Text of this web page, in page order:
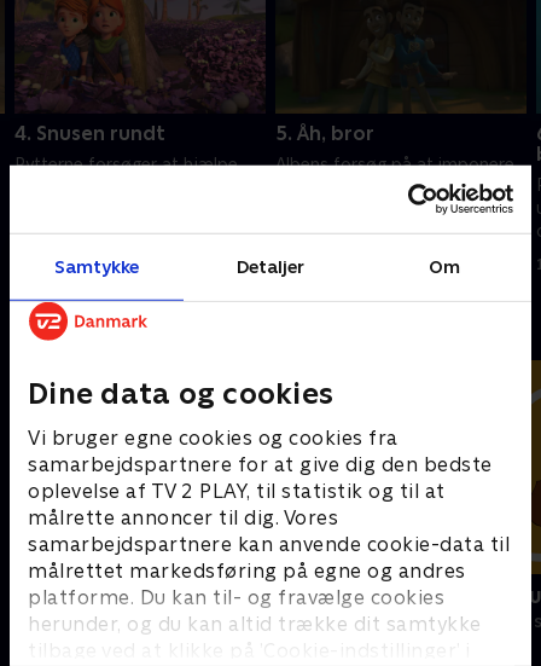
Samtykke Detaljer Om
Dine data og cookies
Vi bruger egne cookies og cookies fra
samarbejdspartnere for at give dig den bedste
oplevelse af TV 2 PLAY, til statistik og til at
målrette annoncer til dig. Vores
samarbejdspartnere kan anvende cookie-data til
målrettet markedsføring på egne og andres
platforme. Du kan til- og fravælge cookies
herunder, og du kan altid trække dit samtykke
tilbage ved at klikke på ’Cookie-indstillinger’ i
4. Snusen rundt
Rytterne forsøger at hjælpe
babyer.
1. november 2025 • 22 min
5. Åh, bror
Albens forsøg på at imponere
sin dygtige storebror går helt
Andre så også
Vicke Viking
Børneserier • 1 sæsoner
Miniteve:
Børneserier • 1